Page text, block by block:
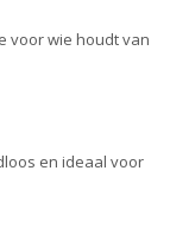
voor wie houdt van
en ideaal voor